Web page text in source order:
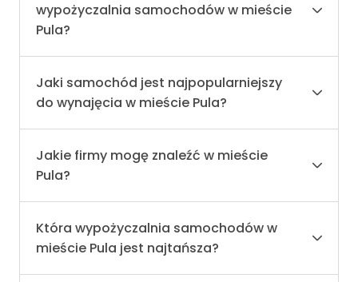
wypożyczalnia samochodów w mieście
Pula?
Jaki samochód jest najpopularniejszy
do wynajęcia w mieście Pula?
Jakie firmy mogę znaleźć w mieście
Pula?
Która wypożyczalnia samochodów w
mieście Pula jest najtańsza?